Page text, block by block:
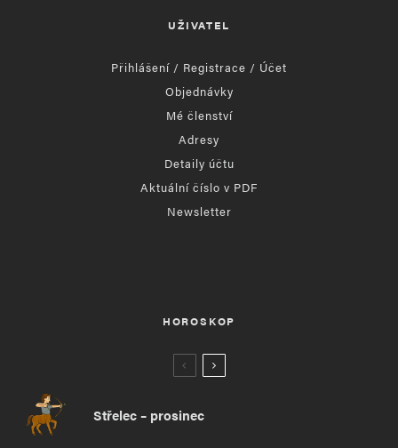
UŽIVATEL
Přihlášení / Registrace / Účet
Objednávky
Mé členství
Adresy
Detaily účtu
Aktuální číslo v PDF
Newsletter
HOROSKOP
Střelec – prosinec